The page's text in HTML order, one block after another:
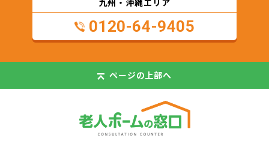
九州・沖縄エリア
0120-64-9405
ページの上部へ